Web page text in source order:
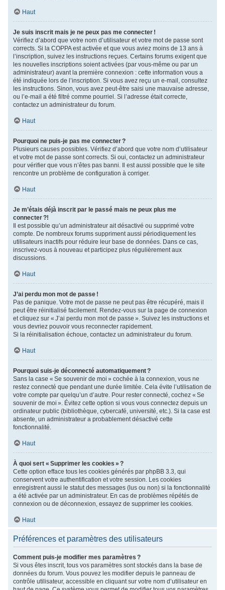
Haut
Je suis inscrit mais je ne peux pas me connecter !
Vérifiez d’abord que votre nom d’utilisateur et votre mot de passe sont
corrects. Si la COPPA est activée et que vous aviez moins de 13 ans à
l’inscription, suivez les instructions reçues. Certains forums exigent que
les nouvelles inscriptions soient activées (par vous-même ou par un
administrateur) avant la première connexion : cette information vous a
été indiquée lors de l’inscription. Si vous avez reçu un e-mail, consultez
les instructions. Sinon, vous avez peut-être saisi une mauvaise adresse,
ou l’e-mail a été filtré comme pourriel. Si l’adresse était correcte,
contactez un administrateur du forum.
Haut
Pourquoi ne puis-je pas me connecter ?
Plusieurs causes possibles. Vérifiez d’abord que votre nom d’utilisateur
et votre mot de passe sont corrects. Si oui, contactez un administrateur
pour vérifier que vous n’êtes pas banni. Il est aussi possible que le site
rencontre un problème de configuration à corriger.
Haut
Je m’étais déjà inscrit par le passé mais ne peux plus me
connecter ?!
Il est possible qu’un administrateur ait désactivé ou supprimé votre
compte. De nombreux forums suppriment aussi périodiquement les
utilisateurs inactifs pour réduire leur base de données. Dans ce cas,
inscrivez-vous à nouveau et participez plus régulièrement aux
discussions.
Haut
J’ai perdu mon mot de passe !
Pas de panique. Votre mot de passe ne peut pas être récupéré, mais il
peut être réinitialisé facilement. Rendez-vous sur la page de connexion
et cliquez sur « J’ai perdu mon mot de passe ». Suivez les instructions et
vous devriez pouvoir vous reconnecter rapidement.
Si la réinitialisation échoue, contactez un administrateur du forum.
Haut
Pourquoi suis-je déconnecté automatiquement ?
Sans la case « Se souvenir de moi » cochée à la connexion, vous ne
restez connecté que pendant une durée limitée. Cela évite l’utilisation de
votre compte par quelqu’un d’autre. Pour rester connecté, cochez « Se
souvenir de moi ». Évitez cette option si vous vous connectez depuis un
ordinateur public (bibliothèque, cybercafé, université, etc.). Si la case est
absente, un administrateur a probablement désactivé cette
fonctionnalité.
Haut
À quoi sert « Supprimer les cookies » ?
Cette option efface tous les cookies générés par phpBB 3.3, qui
conservent votre authentification et votre session. Les cookies
enregistrent aussi le statut des messages (lus ou non) si la fonctionnalité
a été activée par un administrateur. En cas de problèmes répétés de
connexion ou de déconnexion, essayez de supprimer les cookies.
Haut
Préférences et paramètres des utilisateurs
Comment puis-je modifier mes paramètres ?
Si vous êtes inscrit, tous vos paramètres sont stockés dans la base de
données du forum. Vous pouvez les modifier depuis le panneau de
contrôle utilisateur, accessible en cliquant sur votre nom d’utilisateur en